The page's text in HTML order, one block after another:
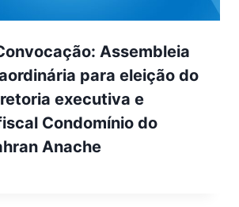
Assembleia
para eleição do
executiva e
Condomínio do
Anache